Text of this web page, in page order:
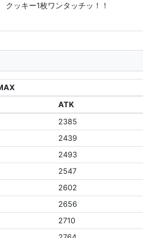
クッキー1枚ワンタッチッ！！
ATK
2385
2439
2493
2547
2602
2656
2710